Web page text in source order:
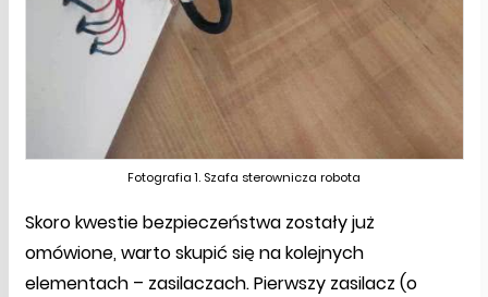
Fotografia 1. Szafa sterownicza robota
Skoro kwestie bezpieczeństwa zostały już
omówione, warto skupić się na kolejnych
elementach – zasilaczach. Pierwszy zasilacz (o